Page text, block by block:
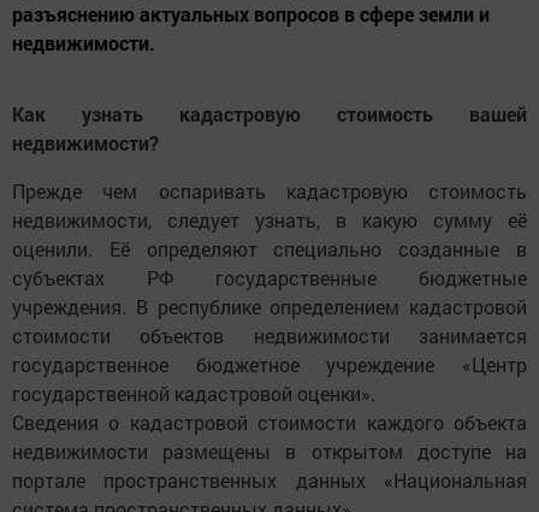
разъяснению актуальных вопросов в сфере земли и
недвижимости.
Как узнать кадастровую стоимость вашей
недвижимости?
Прежде чем оспаривать кадастровую стоимость
недвижимости, следует узнать, в какую сумму её
оценили. Её определяют специально созданные в
субъектах РФ государственные бюджетные
учреждения. В республике определением кадастровой
стоимости объектов недвижимости занимается
государственное бюджетное учреждение «Центр
государственной кадастровой оценки».
Сведения о кадастровой стоимости каждого объекта
недвижимости размещены в открытом доступе на
портале пространственных данных «Национальная